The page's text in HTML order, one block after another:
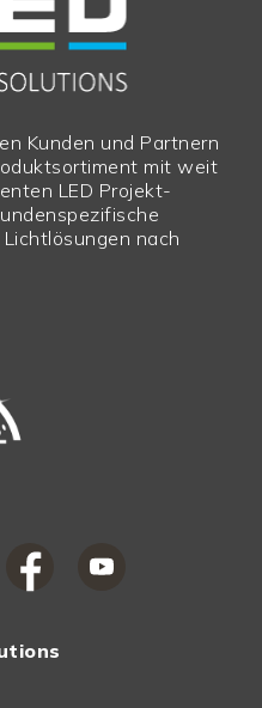
Kunden und Partnern
mit weit
LED Projekt-
nach